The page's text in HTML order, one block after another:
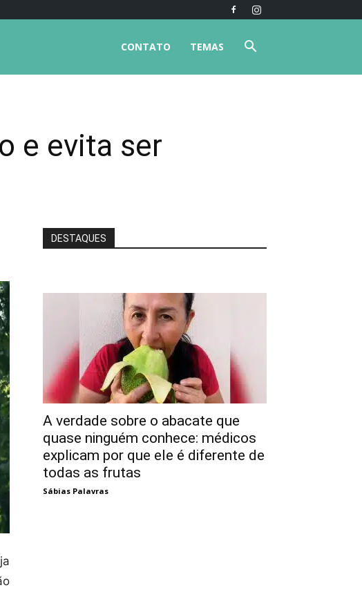
TEMAS
CONTATO
e evita ser
DESTAQUES
A verdade sobre o abacate que
quase ninguém conhece: médicos
explicam por que ele é diferente de
todas as frutas
Sábias Palavras